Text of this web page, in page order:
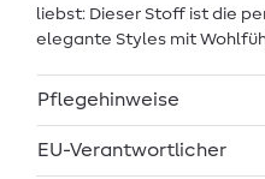
liebst: Dieser Stoff ist die
elegante Styles mit
Pflegehinweise
EU-Verantwortlicher